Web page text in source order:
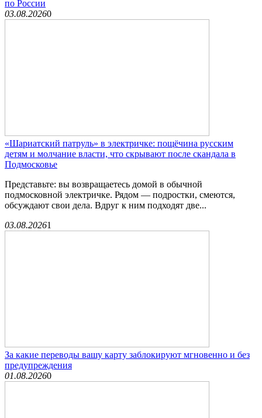
по России
03.08.20260
«Шариатский патруль» в электричке: пощёчина русским
детям и молчание власти, что скрывают после скандала в
Подмосковье
Представьте: вы возвращаетесь домой в обычной
подмосковной электричке. Рядом — подростки, смеются,
обсуждают свои дела. Вдруг к ним подходят две...
03.08.20261
За какие переводы вашу карту заблокируют мгновенно и без
предупреждения
01.08.20260